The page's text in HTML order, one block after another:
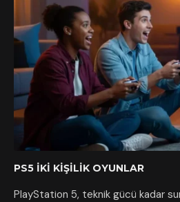
PS5 İKI KIŞILIK OYUNLAR
PlayStation 5, teknik gücü kadar